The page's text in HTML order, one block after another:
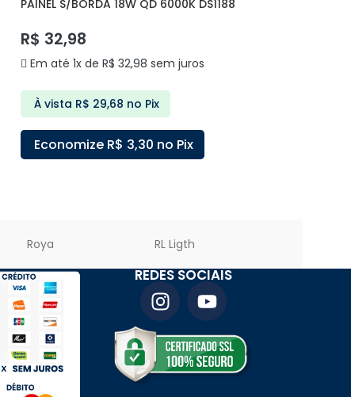
PAINEL S/BORDA 18W QD 6000K DS1188
R$ 32,98
Em até 1x de R$ 32,98 sem juros
À vista R$ 29,68 no Pix
Economize R$ 3,30 no Pix
Roya RL Ligth
REDES SOCIAIS